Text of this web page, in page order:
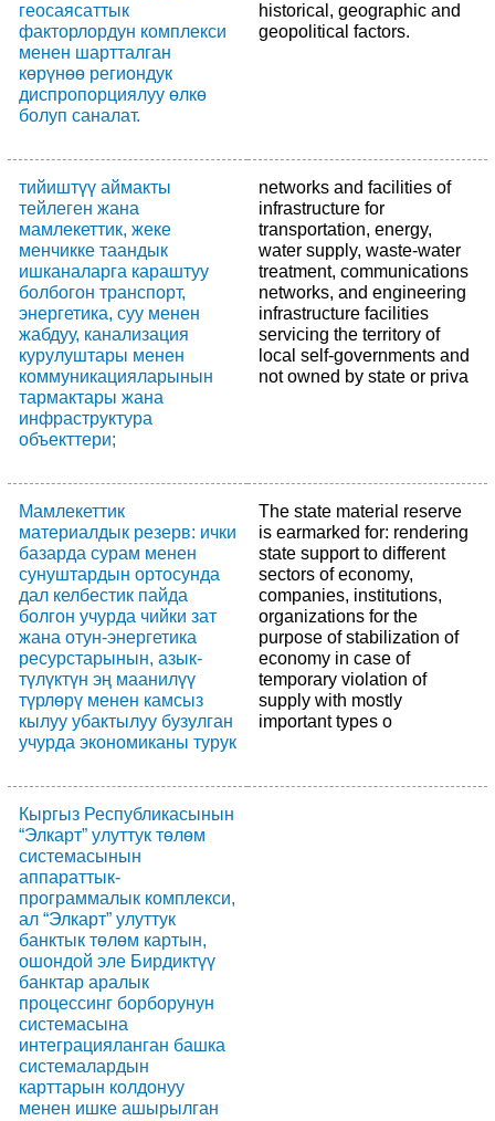
геосаясаттык
факторлордун комплекси
менен шартталган
көрүнөө региондук
диспропорциялуу өлкө
болуп саналат.
historical, geographic and
geopolitical factors.
тийиштүү аймакты
тейлеген жана
мамлекеттик, жеке
менчикке таандык
ишканаларга караштуу
болбогон транспорт,
энергетика, суу менен
жабдуу, канализация
курулуштары менен
коммуникацияларынын
тармактары жана
инфраструктура
объекттери;
networks and facilities of
infrastructure for
transportation, energy,
water supply, waste-water
treatment, communications
networks, and engineering
infrastructure facilities
servicing the territory of
local self-governments and
not owned by state or priva
Мамлекеттик
материалдык резерв: ички
базарда сурам менен
сунуштардын ортосунда
дал келбестик пайда
болгон учурда чийки зат
жана отун-энергетика
ресурстарынын, азык-
түлүктүн эң маанилүү
түрлөрү менен камсыз
кылуу убактылуу бузулган
учурда экономиканы турук
The state material reserve
is earmarked for: rendering
state support to different
sectors of economy,
companies, institutions,
organizations for the
purpose of stabilization of
economy in case of
temporary violation of
supply with mostly
important types o
Кыргыз Республикасынын
“Элкарт” улуттук төлөм
системасынын
аппараттык-
программалык комплекси,
ал “Элкарт” улуттук
банктык төлөм картын,
ошондой эле Бирдиктүү
банктар аралык
процессинг борборунун
системасына
интеграцияланган башка
системалардын
карттарын колдонуу
менен ишке ашырылган